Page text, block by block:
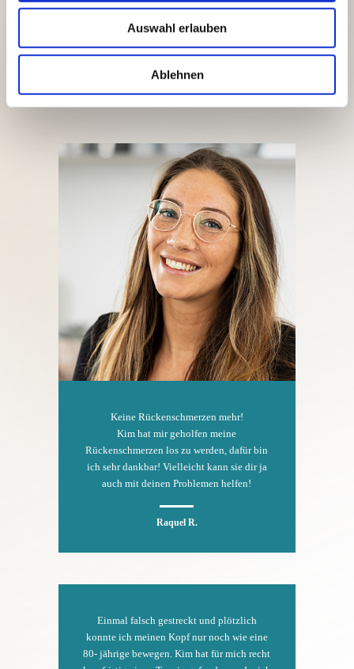
Auswahl erlauben
Ablehnen
Die nachfolgenden Inhalte spiegeln ausschließlich Meinungen und
Feedbacks von Kunden wieder.
Ich möchte darauf hinweisen, dass Chiropraktik lediglich eine
eintreten kann aber nicht muss.
Keine Rückenschmerzen mehr!
Kim hat mir geholfen meine
Rückenschmerzen los zu werden, dafür bin
ich sehr dankbar! Vielleicht kann sie dir ja
auch mit deinen Problemen helfen!
Raquel R.
Einmal falsch gestreckt und plötzlich
konnte ich meinen Kopf nur noch wie eine
80- jährige bewegen. Kim hat für mich recht